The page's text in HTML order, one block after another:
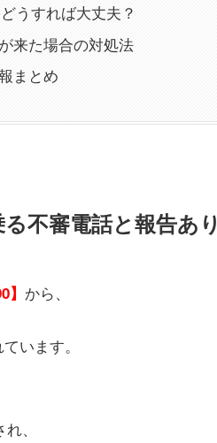
うすれば大丈夫？
来た場合の対処法
まとめ
不審電話と報告あり
から、
います。
、